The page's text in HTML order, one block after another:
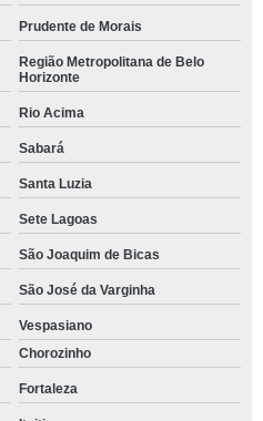
Prudente de Morais
Região Metropolitana de Belo
Horizonte
Rio Acima
Sabará
Santa Luzia
Sete Lagoas
São Joaquim de Bicas
São José da Varginha
Vespasiano
Chorozinho
Fortaleza